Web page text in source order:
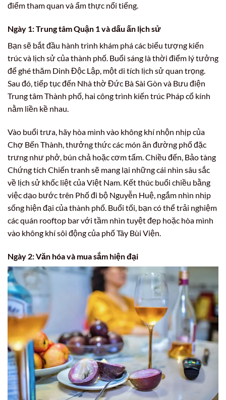
điểm tham quan và ẩm thực nổi tiếng.
Ngày 1: Trung tâm Quận 1 và dấu ấn lịch sử
Bạn sẽ bắt đầu hành trình khám phá các biểu tượng kiến
trúc và lịch sử của thành phố. Buổi sáng là thời điểm lý tưởng
để ghé thăm Dinh Độc Lập, một di tích lịch sử quan trọng.
Sau đó, tiếp tục đến Nhà thờ Đức Bà Sài Gòn và Bưu điện
Trung tâm Thành phố, hai công trình kiến trúc Pháp cổ kính
nằm liền kề nhau.
Vào buổi trưa, hãy hòa mình vào không khí nhộn nhịp của
Chợ Bến Thành, thưởng thức các món ăn đường phố đặc
trưng như phở, bún chả hoặc cơm tấm. Chiều đến, Bảo tàng
Chứng tích Chiến tranh sẽ mang lại những cái nhìn sâu sắc
về lịch sử khốc liệt của Việt Nam. Kết thúc buổi chiều bằng
việc dạo bước trên Phố đi bộ Nguyễn Huệ, ngắm nhìn nhịp
sống hiện đại của thành phố. Buổi tối, bạn có thể trải nghiệm
các quán rooftop bar với tầm nhìn tuyệt đẹp hoặc hòa mình
vào không khí sôi động của phố Tây Bùi Viện.
Ngày 2: Văn hóa và mua sắm hiện đại